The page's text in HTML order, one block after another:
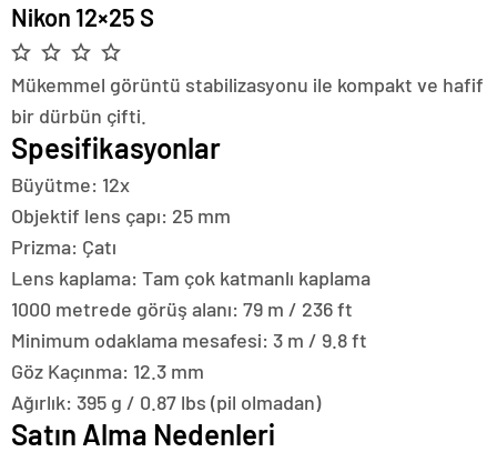
Nikon 12×25 S
Mükemmel görüntü stabilizasyonu ile kompakt ve hafif
bir dürbün çifti.
Spesifikasyonlar
Büyütme: 12x
Objektif lens çapı: 25 mm
Prizma: Çatı
Lens kaplama: Tam çok katmanlı kaplama
1000 metrede görüş alanı: 79 m / 236 ft
Minimum odaklama mesafesi: 3 m / 9.8 ft
Göz Kaçınma: 12.3 mm
Ağırlık: 395 g / 0.87 lbs (pil olmadan)
Satın Alma Nedenleri